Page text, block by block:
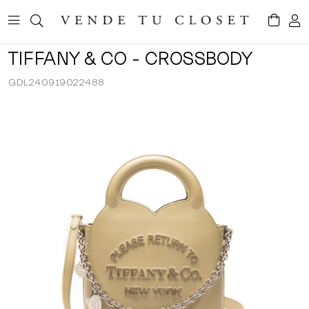
TIFFANY & CO - CROSSBODY
GDL240919022488